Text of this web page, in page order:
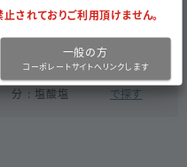
０．０５％「ニプ
成
分
エピナスチン
塩酸塩
同一成分
で探す
されておりご利用頂けません。
一般の方